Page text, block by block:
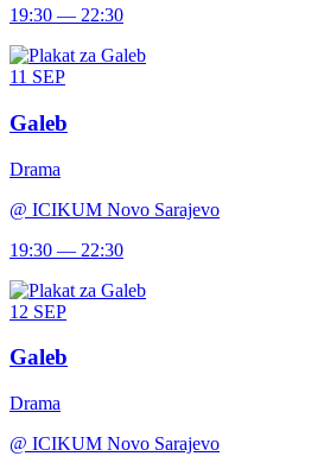
19:30 — 22:30
11 SEP
Galeb
Drama
@ ICIKUM Novo Sarajevo
19:30 — 22:30
12 SEP
Galeb
Drama
@ ICIKUM Novo Sarajevo